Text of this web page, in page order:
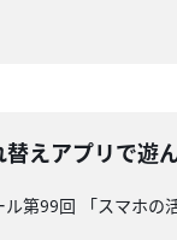
えアプリで遊ん
第99回 「スマホ